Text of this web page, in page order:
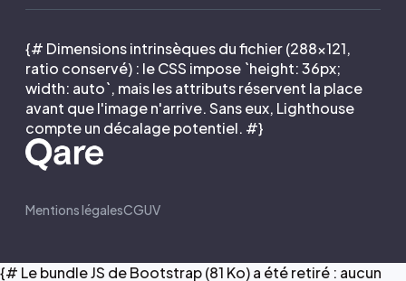
{# Dimensions intrinsèques du fichier (288×121,
ratio conservé) : le CSS impose `height: 36px;
width: auto`, mais les attributs réservent la place
avant que l'image n'arrive. Sans eux, Lighthouse
compte un décalage potentiel. #}
Mentions légalesCGUV
{# Le bundle JS de Bootstrap (81 Ko) a été retiré : aucun